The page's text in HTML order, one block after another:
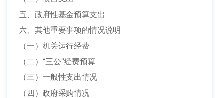
五、政府性基金预算支出
六、其他重要事项的情况说明
（一）机关运行经费
（二）“三公”经费预算
（三）一般性支出情况
（四）政府采购情况